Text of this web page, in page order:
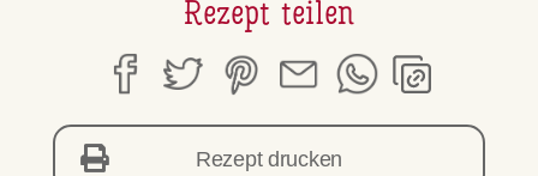
Rezept teilen
Rezept drucken